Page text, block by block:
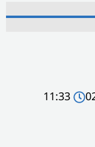
11:33